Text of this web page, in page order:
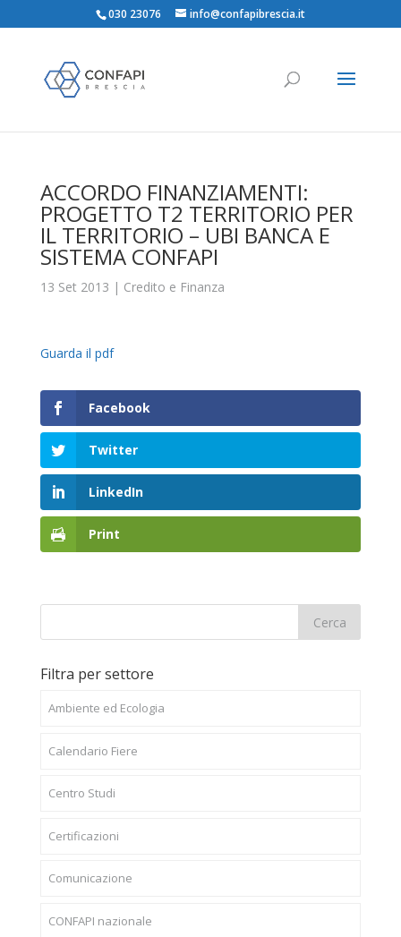
030 23076 info@confapibrescia.it
ACCORDO FINANZIAMENTI:
PROGETTO T2 TERRITORIO PER
IL TERRITORIO – UBI BANCA E
SISTEMA CONFAPI
13 Set 2013 | Credito e Finanza
Guarda il pdf
Facebook
Twitter
LinkedIn
Print
Filtra per settore
Ambiente ed Ecologia
Calendario Fiere
Centro Studi
Certificazioni
Comunicazione
CONFAPI nazionale